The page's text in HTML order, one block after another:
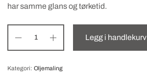
har samme glans og tørketid.
Legg i handlekurv
Kategori: Oljemaling